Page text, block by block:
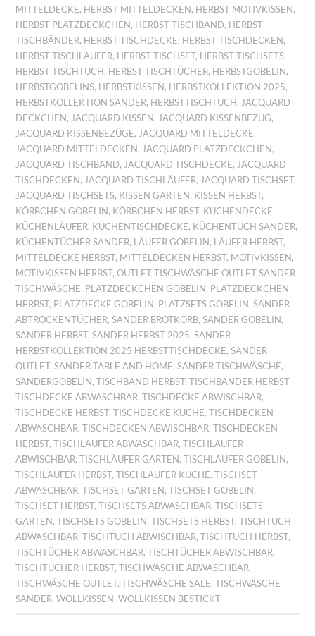
MITTELDECKE, HERBST MITTELDECKEN, HERBST MOTIVKISSEN,
HERBST PLATZDECKCHEN, HERBST TISCHBAND, HERBST
TISCHBÄNDER, HERBST TISCHDECKE, HERBST TISCHDECKEN,
HERBST TISCHLÄUFER, HERBST TISCHSET, HERBST TISCHSETS,
HERBST TISCHTUCH, HERBST TISCHTÜCHER, HERBSTGOBELIN,
HERBSTGOBELINS, HERBSTKISSEN, HERBSTKOLLEKTION 2025,
HERBSTKOLLEKTION SANDER, HERBSTTISCHTUCH, JACQUARD
DECKCHEN, JACQUARD KISSEN, JACQUARD KISSENBEZUG,
JACQUARD KISSENBEZÜGE, JACQUARD MITTELDECKE,
JACQUARD MITTELDECKEN, JACQUARD PLATZDECKCHEN,
JACQUARD TISCHBAND, JACQUARD TISCHDECKE, JACQUARD
TISCHDECKEN, JACQUARD TISCHLÄUFER, JACQUARD TISCHSET,
JACQUARD TISCHSETS, KISSEN GARTEN, KISSEN HERBST,
KÖRBCHEN GOBELIN, KÖRBCHEN HERBST, KÜCHENDECKE,
KÜCHENLÄUFER, KÜCHENTISCHDECKE, KÜCHENTUCH SANDER,
KÜCHENTÜCHER SANDER, LÄUFER GOBELIN, LÄUFER HERBST,
MITTELDECKE HERBST, MITTELDECKEN HERBST, MOTIVKISSEN,
MOTIVKISSEN HERBST,OUTLET TISCHWÄSCHE OUTLET SANDER
TISCHWÄSCHE, PLATZDECKCHEN GOBELIN, PLATZDECKCHEN
HERBST, PLATZDECKE GOBELIN, PLATZSETS GOBELIN,SANDER
ABTROCKENTÜCHER,SANDER BROTKORB,SANDER GOBELIN,
SANDER HERBST,SANDER HERBST 2025,SANDER
HERBSTKOLLEKTION 2025 HERBSTTISCHDECKE,SANDER
OUTLET,SANDER TABLE AND HOME,SANDER TISCHWÄSCHE,
SANDERGOBELIN,TISCHBAND HERBST,TISCHBÄNDER HERBST,
TISCHDECKE ABWASCHBAR,TISCHDECKE ABWISCHBAR,
TISCHDECKE HERBST,TISCHDECKE KÜCHE,TISCHDECKEN
ABWASCHBAR,TISCHDECKEN ABWISCHBAR,TISCHDECKEN
HERBST,TISCHLÄUFER ABWASCHBAR,TISCHLÄUFER
ABWISCHBAR,TISCHLÄUFER GARTEN,TISCHLÄUFER GOBELIN,
TISCHLÄUFER HERBST,TISCHLÄUFER KÜCHE,TISCHSET
ABWASCHBAR,TISCHSET GARTEN,TISCHSET GOBELIN,
TISCHSET HERBST,TISCHSETS ABWASCHBAR,TISCHSETS
GARTEN,TISCHSETS GOBELIN,TISCHSETS HERBST,TISCHTUCH
ABWASCHBAR,TISCHTUCH ABWISCHBAR,TISCHTUCH HERBST,
TISCHTÜCHER ABWASCHBAR,TISCHTÜCHER ABWISCHBAR,
TISCHTÜCHER HERBST,TISCHWÄSCHE ABWASCHBAR,
TISCHWÄSCHE OUTLET,TISCHWÄSCHE SALE,TISCHWÄSCHE
SANDER,WOLLKISSEN,WOLLKISSEN BESTICKT